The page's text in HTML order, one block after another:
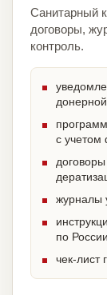
Санитарный
договоры,
контроль.
донерной
с учетом
журналы
по России
чек-лист